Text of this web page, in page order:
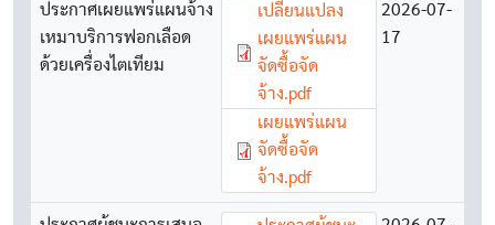
ประกาศเผยแพร่แผนจ้าง
เหมาบริการฟอกเลือด
ด้วยเครื่องไตเทียม
Document
เปลี่ยนแปลง
เผยแพร่แผน
จัดซื้อจัด
จ้าง.pdf
Document
เผยแพร่แผน
จัดซื้อจัด
จ้าง.pdf
2026-07-
17